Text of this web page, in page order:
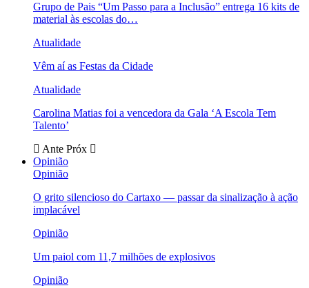
Grupo de Pais “Um Passo para a Inclusão” entrega 16 kits de
material às escolas do…
Atualidade
Vêm aí as Festas da Cidade
Atualidade
Carolina Matias foi a vencedora da Gala ‘A Escola Tem
Talento’
Ante Próx
Opinião
Opinião
O grito silencioso do Cartaxo — passar da sinalização à ação
implacável
Opinião
Um paiol com 11,7 milhões de explosivos
Opinião